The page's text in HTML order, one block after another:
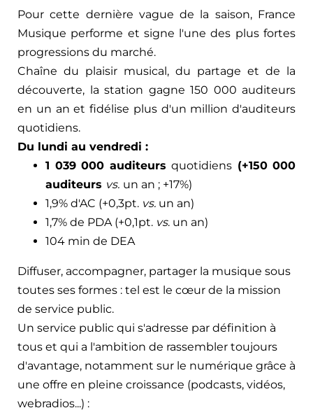
Pour cette dernière vague de la saison, France
Musique performe et signe l'une des plus fortes
progressions du marché.
Chaîne du plaisir musical, du partage et de la
découverte, la station gagne 150 000 auditeurs
en un an et fidélise plus d'un million d'auditeurs
quotidiens.
Du lundi au vendredi :
1 039 000 auditeurs quotidiens (+150 000
auditeurs vs. un an ; +17%)
1,9% d'AC (+0,3pt. vs. un an)
1,7% de PDA (+0,1pt. vs. un an)
104 min de DEA
Diffuser, accompagner, partager la musique sous
toutes ses formes : tel est le cœur de la mission
de service public.
Un service public qui s'adresse par définition à
tous et qui a l'ambition de rassembler toujours
d'avantage, notamment sur le numérique grâce à
une offre en pleine croissance (podcasts, vidéos,
webradios...) :